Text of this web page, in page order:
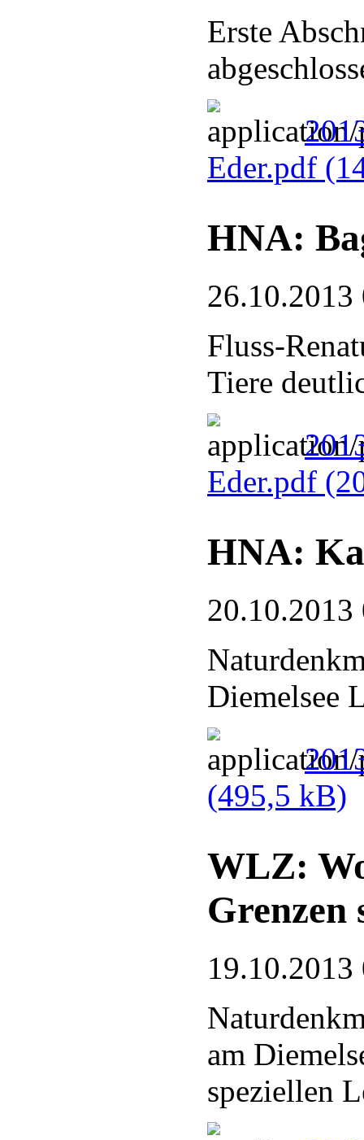
Erste
Eder.pdf
HNA:
26.10.2013
Fluss-
Tiere
Eder.pdf
HNA:
20.10.2013
Diemelsee
(495,5 kB)
WLZ:
Grenzen
19.10.2013
am
speziellen